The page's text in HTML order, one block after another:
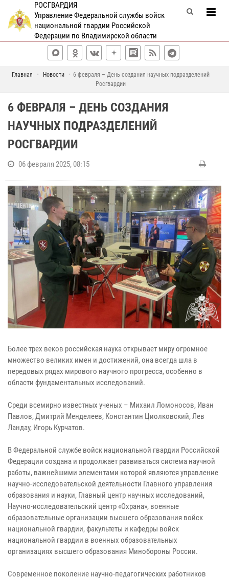
РОСГВАРДИЯ
Управление Федеральной службы войск
национальной гвардии Российской
Федерации по Владимирской области
Главная Новости
6 февраля – День создания научных подразделений
Росгвардии
6 ФЕВРАЛЯ – ДЕНЬ СОЗДАНИЯ
НАУЧНЫХ ПОДРАЗДЕЛЕНИЙ
РОСГВАРДИИ
06 февраля 2025, 08:15
Более трех веков российская наука открывает миру огромное
множество великих имен и достижений, она всегда шла в
передовых рядах мирового научного прогресса, особенно в
области фундаментальных исследований.
Среди всемирно известных ученых – Михаил Ломоносов, Иван
Павлов, Дмитрий Менделеев, Константин Циолковский, Лев
Ландау, Игорь Курчатов.
В Федеральной службе войск национальной гвардии Российской
Федерации создана и продолжает развиваться система научной
работы, важнейшими элементами которой являются управление
научно-исследовательской деятельности Главного управления
образования и науки, Главный центр научных исследований,
Научно-исследовательский центр «Охрана», военные
образовательные организации высшего образования войск
национальной гвардии, факультеты и кафедры войск
национальной гвардии в военных образовательных
организациях высшего образования Минобороны России.
Современное поколение научно-педагогических работников